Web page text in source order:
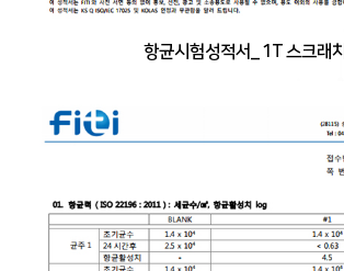
항균시험성적서_ 1T 스크래치